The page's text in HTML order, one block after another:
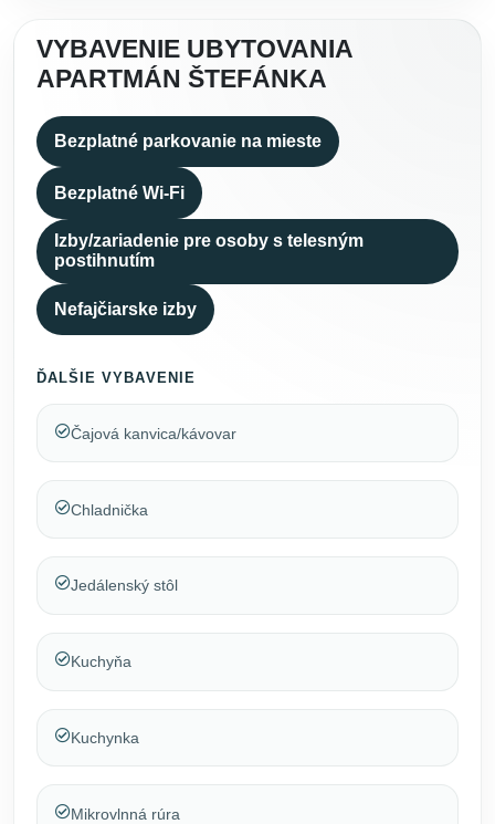
VYBAVENIE UBYTOVANIA
APARTMÁN ŠTEFÁNKA
Bezplatné parkovanie na mieste
Bezplatné Wi-Fi
Izby/zariadenie pre osoby s telesným
postihnutím
Nefajčiarske izby
ĎALŠIE VYBAVENIE
Čajová kanvica/kávovar
Chladnička
Jedálenský stôl
Kuchyňa
Kuchynka
Mikrovlnná rúra